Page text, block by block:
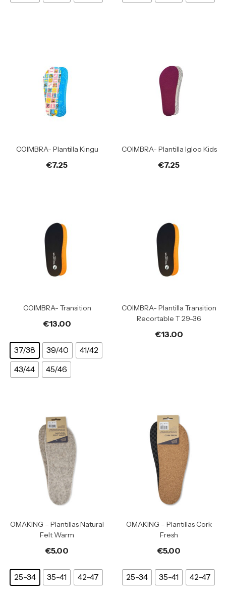
COIMBRA- Plantilla Kingu
€7.25
COIMBRA- Plantilla Igloo Kids
€7.25
COIMBRA- Transition
€13.00
37/38 39/40
41/42
43/44
45/46
COIMBRA- Plantilla Transition
Recortable T 29-36
€13.00
OMAKING – Plantillas Natural
Felt Warm
€5.00
25-34 35-41 42-47
OMAKING – Plantillas Cork
Fresh
€5.00
25-34 35-41 42-47